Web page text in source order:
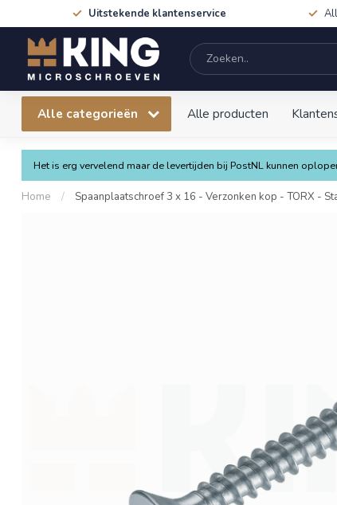
Uitstekende klantenservice
Alle categorieën Alle producten
Het is erg vervelend maar de levertijden bij PostNL kunnen
Home / Spaanplaatschroef 3 x 16 - Verzonken kop - TORX -